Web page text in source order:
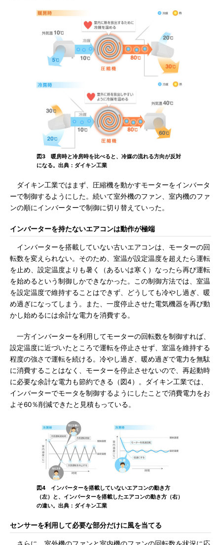
図3 暖房時と冷房時を比べると、冷媒の流れる方向が反対
になる。出典：ダイキン工業
ダイキン工業ではまず、圧縮機を動かすモーターをインバータ
ーで制御するようにした。続いて室外機のファン、室内機のファ
ンの順にインバーターで制御に切り替えていった。
インバーターを持たないエアコンは動作が極端
インバーターを搭載していない古いエアコンは、モーターの回
転数を変えられない。そのため、室温が設定温度を超えたら運転
を止め、設定温度よりも暑く（あるいは寒く）なったら再び運転
を始めるという制御しかできなかった。この制御方法では、室温
を設定温度で維持することはできず、どうしても冷やし過ぎ、暖
め過ぎになってしまう。また、一度停止させた電気機器を再び動
かし始めるには余計な電力を消費する。
一方インバーターを利用してモーターの回転数を制御すれば、
設定温度に近づいたところで運転を停止させず、室温を維持する
程度の強さで運転を続ける。冷やし過ぎ、暖め過ぎで電力を無駄
に消費することはなく、モーターを停止させないので、再起動時
に必要な余計な電力も節約できる（図4）。ダイキン工業では、
インバーターでモータを制御するようにしたことで消費電力をお
よそ60％削減できたと見積もっている。
図4 インバーターを搭載していないエアコンの動き方
（左）と、インバーターを搭載したエアコンの動き方（右）
の違い。出典：ダイキン工業
センサーを利用して必要な部分だけに風を当てる